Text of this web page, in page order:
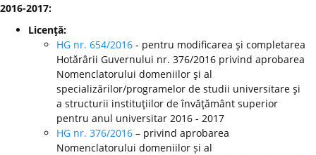
2016-2017:
Licenţă:
HG nr. 654/2016 - pentru modificarea şi completarea
Hotărârii Guvernului nr. 376/2016 privind aprobarea
Nomenclatorului domeniilor şi al
specializărilor/programelor de studii universitare şi
a structurii instituţiilor de învăţământ superior
pentru anul universitar 2016 - 2017
HG nr. 376/2016 – privind aprobarea
Nomenclatorului domeniilor și al